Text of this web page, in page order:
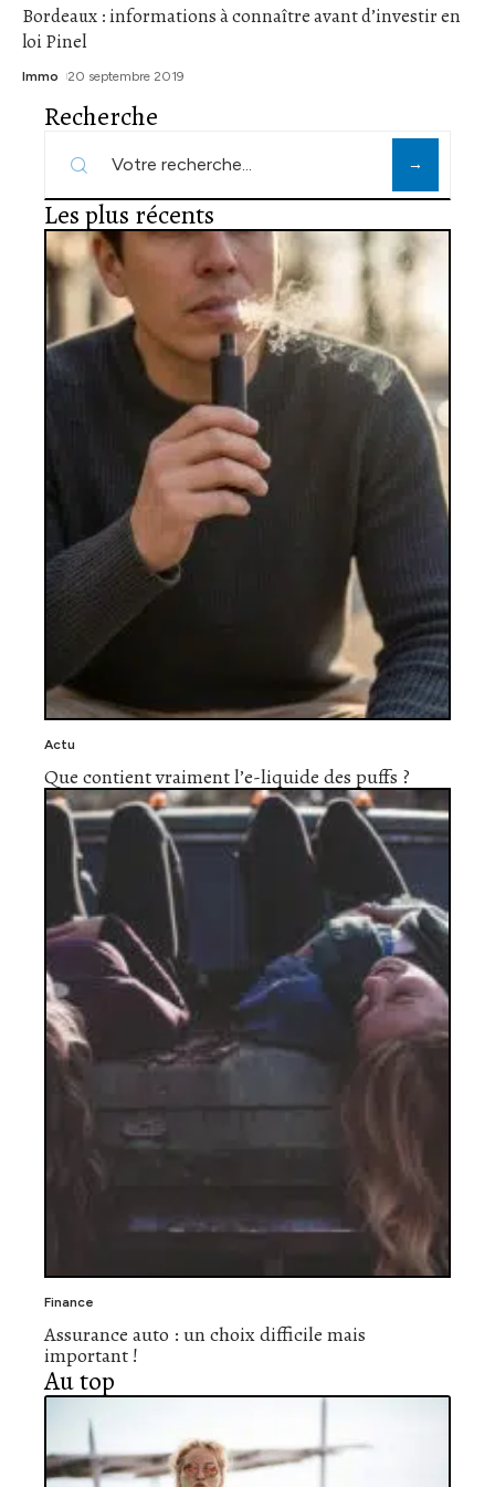
Bordeaux : informations à connaître avant d’investir en
loi Pinel
Immo 20 septembre 2019
Recherche
Les plus récents
Actu
Que contient vraiment l’e-liquide des puffs ?
Finance
Assurance auto : un choix difficile mais
important !
Au top